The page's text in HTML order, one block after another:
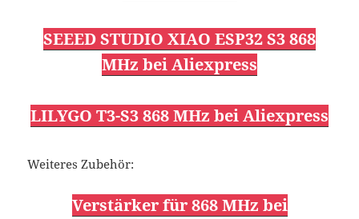
SEEED STUDIO XIAO ESP32 S3 868
MHz bei Aliexpress
LILYGO T3-S3 868 MHz bei Aliexpress
Weiteres Zubehör:
Verstärker für 868 MHz bei